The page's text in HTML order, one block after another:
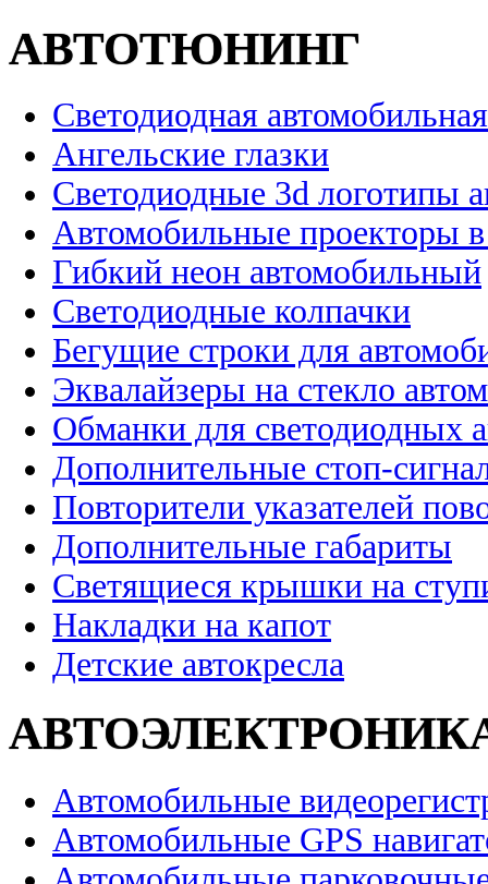
АВТОТЮНИНГ
Светодиодная
Ангельские глазки
Светодиодные 3d логотипы
Автомобильные проекторы
Гибкий неон автомобильный
Светодиодные колпачки
Бегущие строки для
Эквалайзеры на стекло
Обманки для светодиодных
Дополнительные стоп-
Повторители указателей
Дополнительные габариты
Светящиеся крышки на
Накладки на капот
Детские автокресла
Автомобильные
Автомобильные GPS